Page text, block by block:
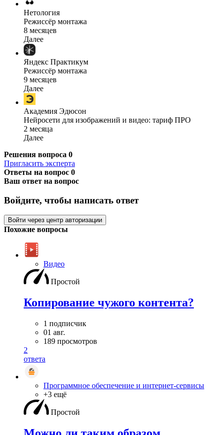
Нетология
Режиссёр монтажа
8 месяцев
Далее
Яндекс Практикум
Режиссёр монтажа
9 месяцев
Далее
Академия Эдюсон
Нейросети для изображений и видео: тариф ПРО
2 месяца
Далее
Решения вопроса 0
Пригласить эксперта
Ответы на вопрос 0
Ваш ответ на вопрос
Войдите, чтобы написать ответ
Войти через центр авторизации
Похожие вопросы
Видео
Простой
Копирование чужого контента?
1 подписчик
01 авг.
189 просмотров
2
ответа
Программное обеспечение и интернет-сервисы
+3 ещё
Простой